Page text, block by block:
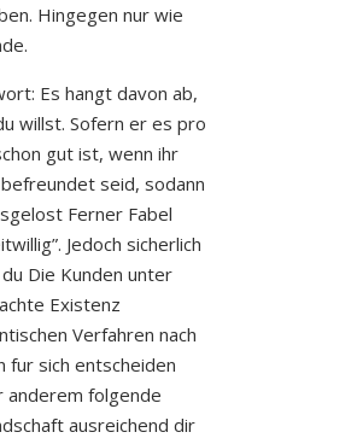
Hingegen nur wie
Es hangt davon ab,
willst. Sofern er es pro
gut ist, wenn ihr
seid, sodann
Ferner Fabel
Jedoch sicherlich
Die Kunden unter
Existenz
Verfahren nach
fur sich entscheiden
anderem folgende
ausreichend dir